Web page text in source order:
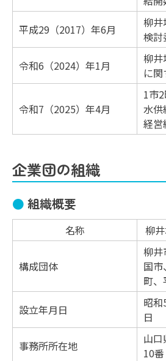
平成29（2017）年6月
柳井
検討
令和6（2024）年1月
柳井
に
令和7（2025）年4月
1市
水供
経営
企業団の組織
組織概要
名称 柳
構成団体
柳井
国
町
設立年月日
昭
日
事務所所在地
山
10